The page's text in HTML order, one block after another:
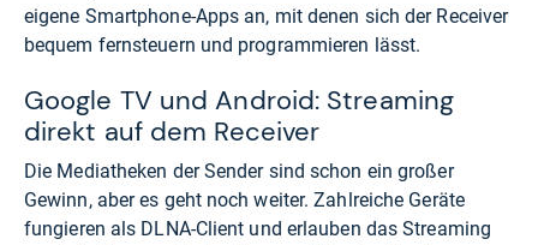
eigene Smartphone-Apps an, mit denen sich der Receiver
bequem fernsteuern und programmieren lässt.
Google TV und Android: Streaming
direkt auf dem Receiver
Die Mediatheken der Sender sind schon ein großer
Gewinn, aber es geht noch weiter. Zahlreiche Geräte
fungieren als DLNA-Client und erlauben das Streaming